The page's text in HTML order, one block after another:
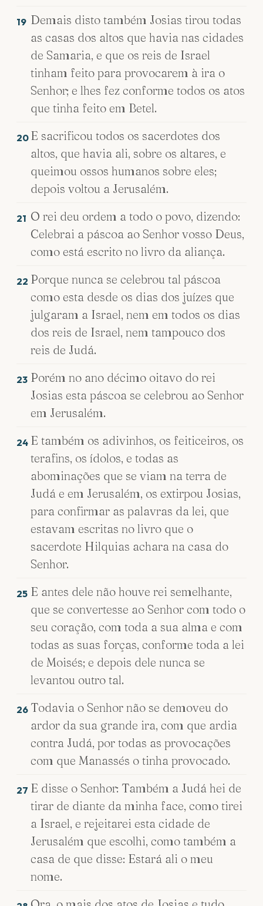
19 Demais disto também Josias tirou todas
as casas dos altos que havia nas cidades
de Samaria, e que os reis de Israel
tinham feito para provocarem à ira o
Senhor; e lhes fez conforme todos os atos
que tinha feito em Betel.
20 E sacrificou todos os sacerdotes dos
altos, que havia ali, sobre os altares, e
queimou ossos humanos sobre eles;
depois voltou a Jerusalém.
21 O rei deu ordem a todo o povo, dizendo:
Celebrai a páscoa ao Senhor vosso Deus,
como está escrito no livro da aliança.
22 Porque nunca se celebrou tal páscoa
como esta desde os dias dos juízes que
julgaram a Israel, nem em todos os dias
dos reis de Israel, nem tampouco dos
reis de Judá.
23 Porém no ano décimo oitavo do rei
Josias esta páscoa se celebrou ao Senhor
em Jerusalém.
24 E também os adivinhos, os feiticeiros, os
terafins, os ídolos, e todas as
abominações que se viam na terra de
Judá e em Jerusalém, os extirpou Josias,
para confirmar as palavras da lei, que
estavam escritas no livro que o
sacerdote Hilquias achara na casa do
Senhor.
25 E antes dele não houve rei semelhante,
que se convertesse ao Senhor com todo o
seu coração, com toda a sua alma e com
todas as suas forças, conforme toda a lei
de Moisés; e depois dele nunca se
levantou outro tal.
26 Todavia o Senhor não se demoveu do
ardor da sua grande ira, com que ardia
contra Judá, por todas as provocações
com que Manassés o tinha provocado.
27 E disse o Senhor: Também a Judá hei de
tirar de diante da minha face, como tirei
a Israel, e rejeitarei esta cidade de
Jerusalém que escolhi, como também a
casa de que disse: Estará ali o meu
nome.